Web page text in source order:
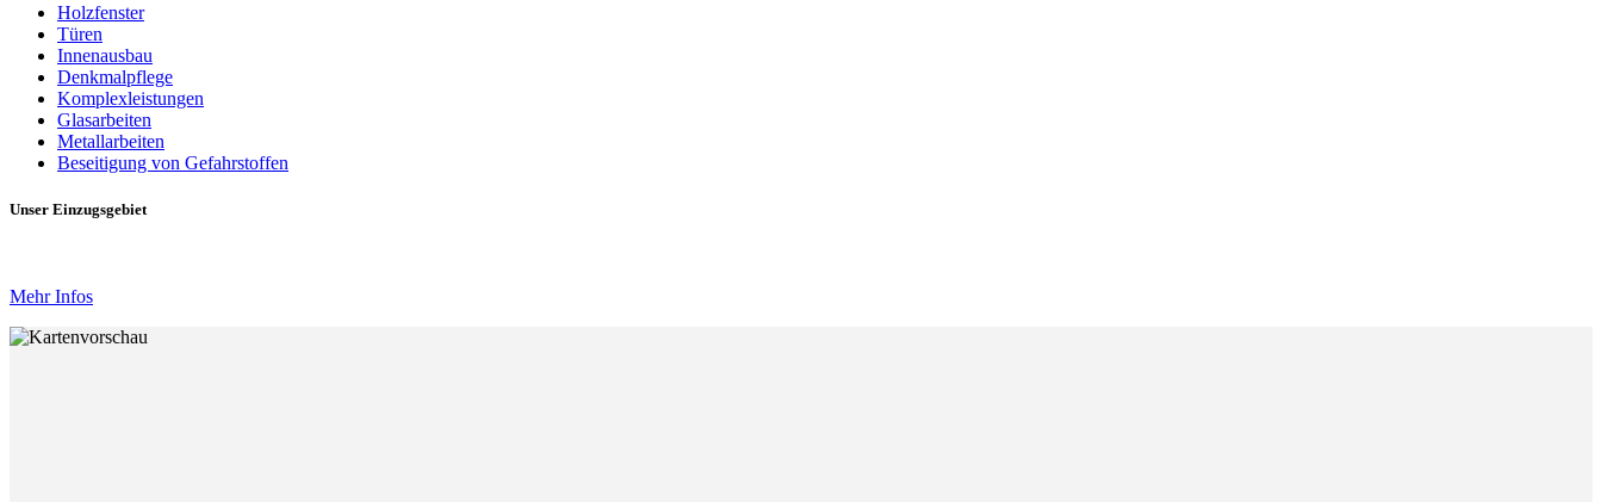
Holzfenster
Türen
Innenausbau
Denkmalpflege
Komplexleistungen
Glasarbeiten
Metallarbeiten
Beseitigung von Gefahrstoffen
Unser Einzugsgebiet
Mehr Infos